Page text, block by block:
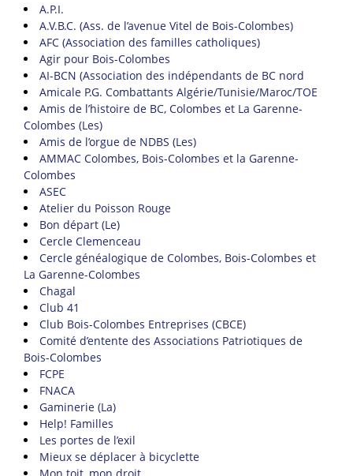
A.P.I.
A.V.B.C. (Ass. de l’avenue Vitel de Bois-Colombes)
AFC (Association des familles catholiques)
Agir pour Bois-Colombes
AI-BCN (Association des indépendants de BC nord
Amicale P.G. Combattants Algérie/Tunisie/Maroc/TOE
Amis de l’histoire de BC, Colombes et La Garenne-
Colombes (Les)
Amis de l’orgue de NDBS (Les)
AMMAC Colombes, Bois-Colombes et la Garenne-
Colombes
ASEC
Atelier du Poisson Rouge
Bon départ (Le)
Cercle Clemenceau
Cercle généalogique de Colombes, Bois-Colombes et
La Garenne-Colombes
Chagal
Club 41
Club Bois-Colombes Entreprises (CBCE)
Comité d’entente des Associations Patriotiques de
Bois-Colombes
FCPE
FNACA
Gaminerie (La)
Help! Familles
Les portes de l’exil
Mieux se déplacer à bicyclette